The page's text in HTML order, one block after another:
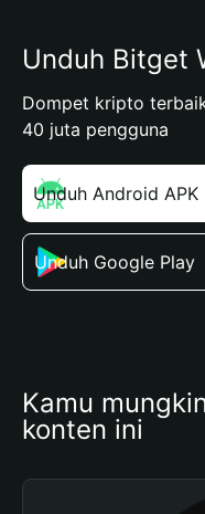
Unduh Bitget
Dompet kripto
40 juta pengguna
Unduh Android APK
Unduh Google Play
Kamu
konten ini